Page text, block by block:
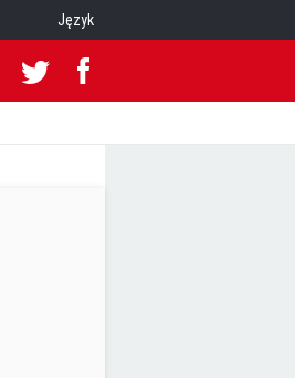
Język